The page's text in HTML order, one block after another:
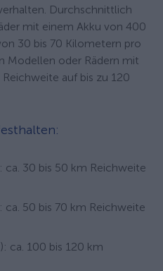
Durchschnittlich
mit einem Akku von 400
30 bis 70 Kilometern pro
Modellen oder Rädern mit
auf bis zu 120
30 bis 50 km Reichweite
50 bis 70 km Reichweite
ca. 100 bis 120 km